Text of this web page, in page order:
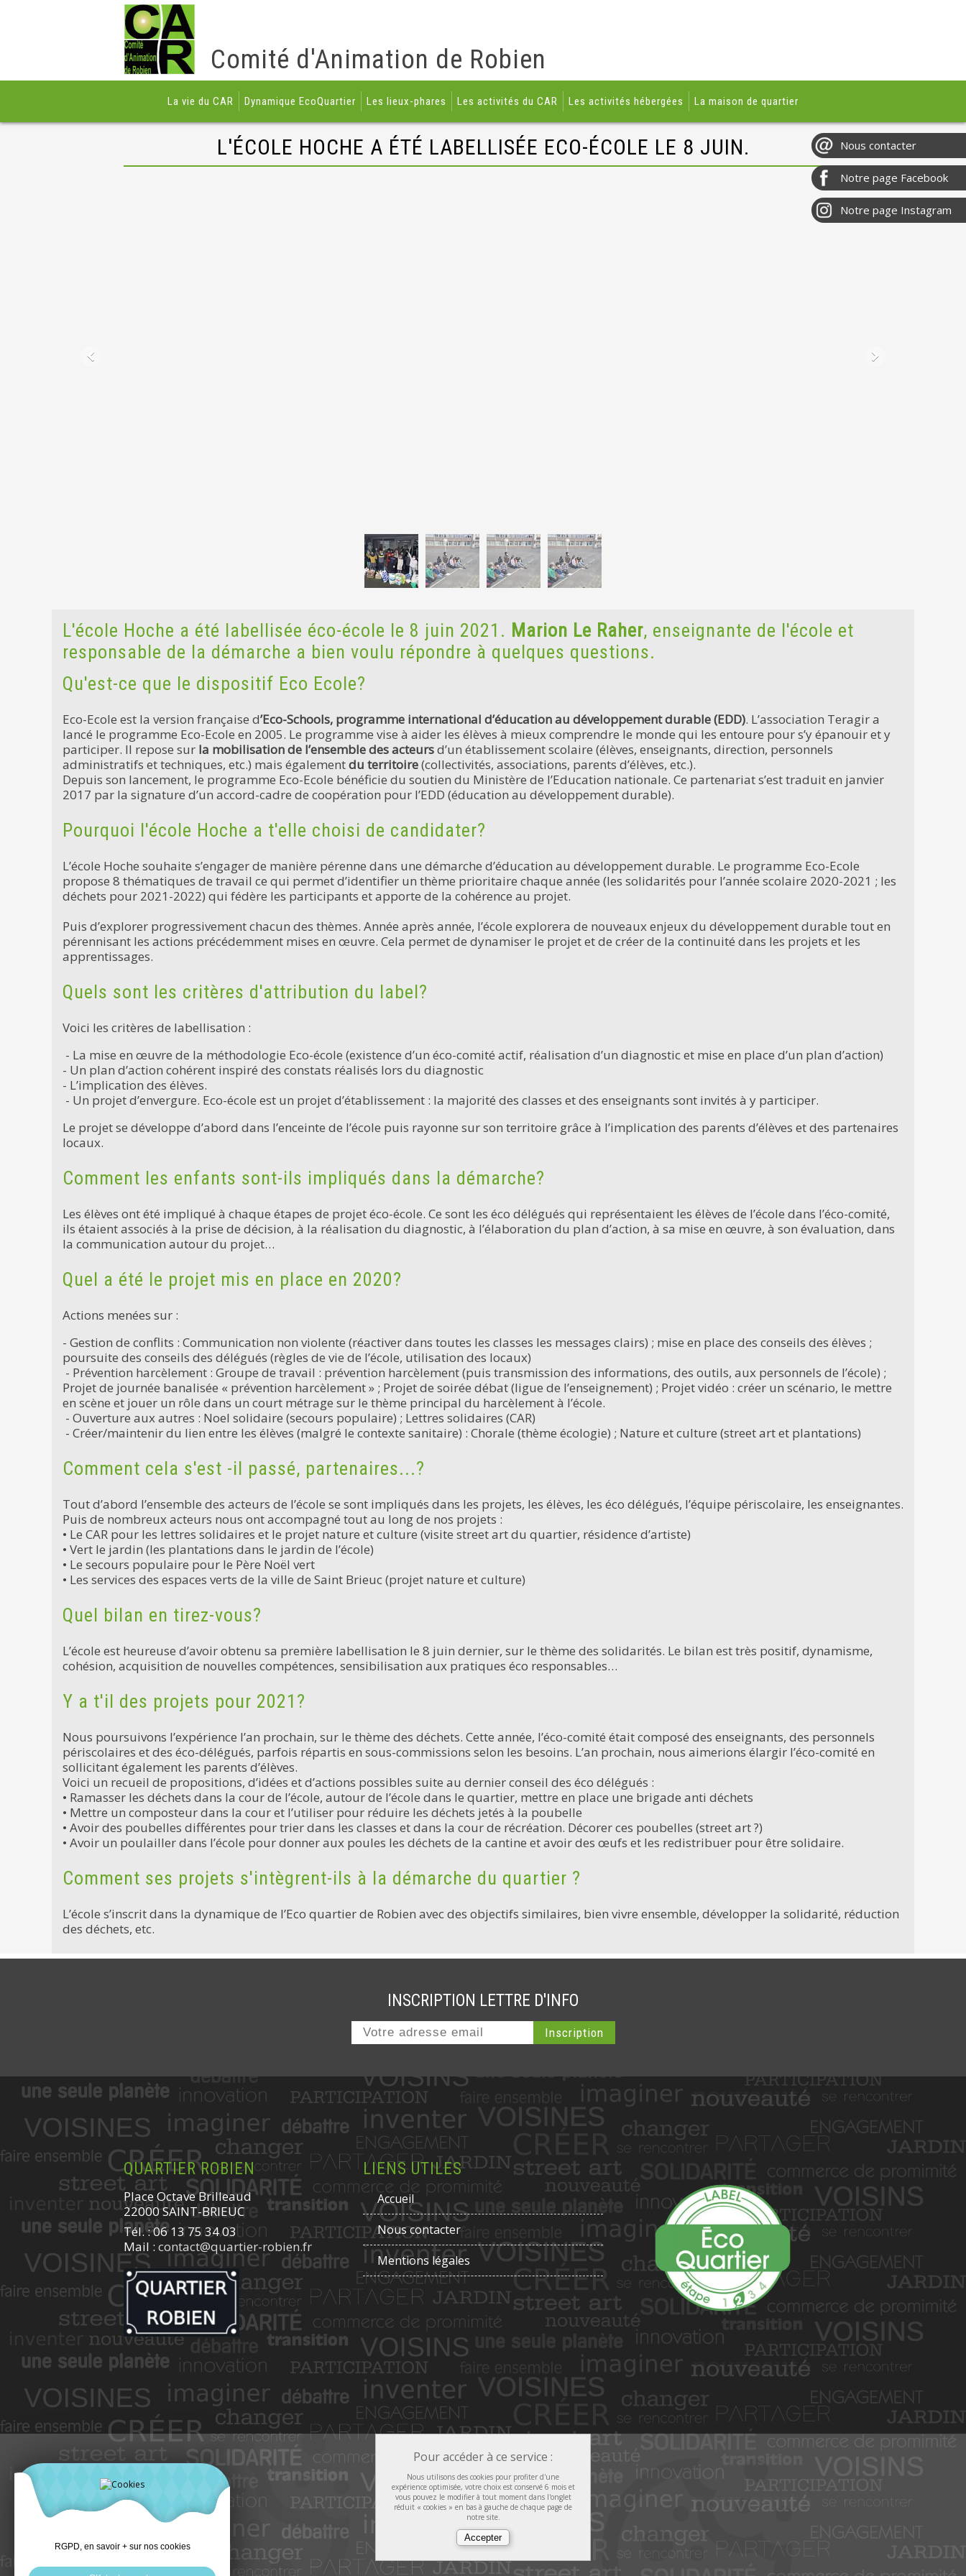
Comité d'Animation de Robien
La vie du CAR Dynamique EcoQuartier Les lieux-phares Les activités du CAR Les activités hébergées La maison de quartier
L'ÉCOLE HOCHE A ÉTÉ LABELLISÉE ECO-ÉCOLE LE 8 JUIN.
L'école Hoche a été labellisée éco-école le 8 juin 2021. Marion Le Raher, enseignante de l'école et
responsable de la démarche a bien voulu répondre à quelques questions.
Qu'est-ce que le dispositif Eco Ecole?
Eco-Ecole est la version française d’Eco-Schools, programme international d’éducation au développement durable (EDD). L’association Teragir a
lancé le programme Eco-Ecole en 2005. Le programme vise à aider les élèves à mieux comprendre le monde qui les entoure pour s’y épanouir et y
participer. Il repose sur la mobilisation de l’ensemble des acteursd’un établissement scolaire (élèves, enseignants, direction, personnels
administratifs et techniques, etc.) mais égalementdu territoire(collectivités, associations, parents d’élèves, etc.).
Depuis son lancement, le programme Eco-Ecole bénéficie du soutien du Ministère de l’Education nationale. Ce partenariat s’est traduit en janvier
2017 par la signature d’un accord-cadre de coopération pour l’EDD (éducation au développement durable).
Pourquoi l'école Hoche a t'elle choisi de candidater?
L’école Hoche souhaite s’engager de manière pérenne dans une démarche d’éducation au développement durable. Le programme Eco-Ecole
propose 8 thématiques de travail ce qui permet d’identifier un thème prioritaire chaque année (les solidarités pour l’année scolaire 2020-2021 ; les
déchets pour 2021-2022) qui fédère les participants et apporte de la cohérence au projet.
Puis d’explorer progressivement chacun des thèmes. Année après année, l’école explorera de nouveaux enjeux du développement durable tout en
pérennisant les actions précédemment mises en œuvre. Cela permet de dynamiser le projet et de créer de la continuité dans les projets et les
apprentissages.
Quels sont les critères d'attribution du label?
Voici les critères de labellisation :
- La mise en œuvre de la méthodologie Eco-école (existence d’un éco-comité actif, réalisation d’un diagnostic et mise en place d’un plan d’action)
- Un plan d’action cohérent inspiré des constats réalisés lors du diagnostic
- L’implication des élèves.
- Un projet d’envergure. Eco-école est un projet d’établissement : la majorité des classes et des enseignants sont invités à y participer.
Le projet se développe d’abord dans l’enceinte de l’école puis rayonne sur son territoire grâce à l’implication des parents d’élèves et des partenaires
locaux.
Comment les enfants sont-ils impliqués dans la démarche?
Les élèves ont été impliqué à chaque étapes de projet éco-école. Ce sont les éco délégués qui représentaient les élèves de l’école dans l’éco-comité,
ils étaient associés à la prise de décision, à la réalisation du diagnostic, à l’élaboration du plan d’action, à sa mise en œuvre, à son évaluation, dans
la communication autour du projet…
Quel a été le projet mis en place en 2020?
Actions menées sur :
- Gestion de conflits : Communication non violente (réactiver dans toutes les classes les messages clairs) ; mise en place des conseils des élèves ;
poursuite des conseils des délégués (règles de vie de l’école, utilisation des locaux)
- Prévention harcèlement : Groupe de travail : prévention harcèlement (puis transmission des informations, des outils, aux personnels de l’école) ;
Projet de journée banalisée « prévention harcèlement » ; Projet de soirée débat (ligue de l’enseignement) ; Projet vidéo : créer un scénario, le mettre
en scène et jouer un rôle dans un court métrage sur le thème principal du harcèlement à l’école.
- Ouverture aux autres : Noel solidaire (secours populaire) ; Lettres solidaires (CAR)
- Créer/maintenir du lien entre les élèves (malgré le contexte sanitaire) : Chorale (thème écologie) ; Nature et culture (street art et plantations)
Comment cela s'est -il passé, partenaires...?
Tout d’abord l’ensemble des acteurs de l’école se sont impliqués dans les projets, les élèves, les éco délégués, l’équipe périscolaire, les enseignantes.
Puis de nombreux acteurs nous ont accompagné tout au long de nos projets :
• Le CAR pour les lettres solidaires et le projet nature et culture (visite street art du quartier, résidence d’artiste)
• Vert le jardin (les plantations dans le jardin de l’école)
• Le secours populaire pour le Père Noël vert
• Les services des espaces verts de la ville de Saint Brieuc (projet nature et culture)
Quel bilan en tirez-vous?
L’école est heureuse d’avoir obtenu sa première labellisation le 8 juin dernier, sur le thème des solidarités. Le bilan est très positif, dynamisme,
cohésion, acquisition de nouvelles compétences, sensibilisation aux pratiques éco responsables…
Y a t'il des projets pour 2021?
Nous poursuivons l’expérience l’an prochain, sur le thème des déchets. Cette année, l’éco-comité était composé des enseignants, des personnels
périscolaires et des éco-délégués, parfois répartis en sous-commissions selon les besoins. L’an prochain, nous aimerions élargir l’éco-comité en
sollicitant également les parents d’élèves.
Voici un recueil de propositions, d’idées et d’actions possibles suite au dernier conseil des éco délégués :
• Ramasser les déchets dans la cour de l’école, autour de l’école dans le quartier, mettre en place une brigade anti déchets
• Mettre un composteur dans la cour et l’utiliser pour réduire les déchets jetés à la poubelle
• Avoir des poubelles différentes pour trier dans les classes et dans la cour de récréation. Décorer ces poubelles (street art ?)
• Avoir un poulailler dans l’école pour donner aux poules les déchets de la cantine et avoir des œufs et les redistribuer pour être solidaire.
Comment ses projets s'intègrent-ils à la démarche du quartier ?
L’école s’inscrit dans la dynamique de l’Eco quartier de Robien avec des objectifs similaires, bien vivre ensemble, développer la solidarité, réduction
des déchets, etc.
INSCRIPTION LETTRE D'INFO
QUARTIER ROBIEN
Place Octave Brilleaud
22000 SAINT-BRIEUC
Tél. : 06 13 75 34 03
Mail : contact@quartier-robien.fr
LIENS UTILES
Accueil
Nous contacter
Mentions légales
Pour accéder à ce service :
Nous utilisons des cookies pour profiter d'une
expérience optimisée, votre choix est conservé 6 mois et
vous pouvez le modifier à tout moment dans l'onglet
réduit « cookies » en bas à gauche de chaque page de
notre site.
RGPD, en savoir + sur nos cookies